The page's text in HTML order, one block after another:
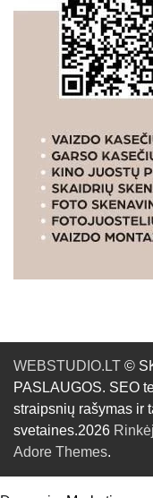
WEBSTUDIO.LT ©
PASLAUGOS. SEO
straipsnių rašymas ir
svetaines.2026
Adore Themes.